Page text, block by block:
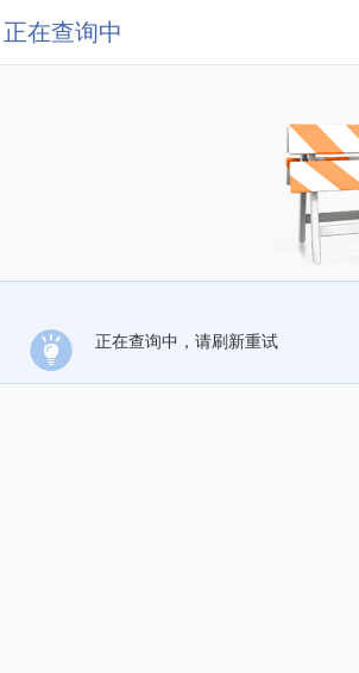
正在查询中
正在查询中，请刷新重试